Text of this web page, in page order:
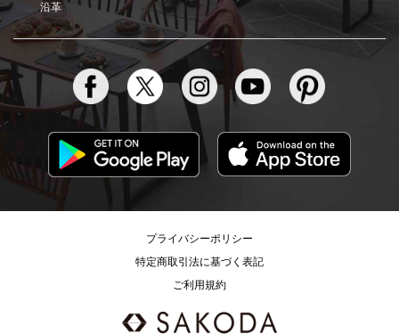
沿革
プライバシーポリシー
特定商取引法に基づく表記
ご利用規約